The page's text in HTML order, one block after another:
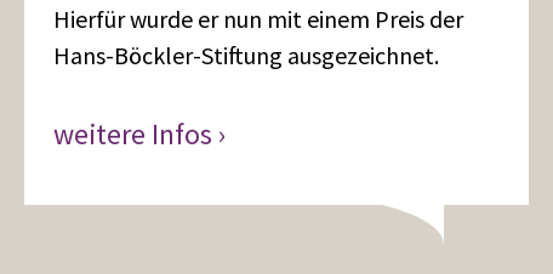
Hierfür wurde er nun mit einem Preis der
Hans-Böckler-Stiftung ausgezeichnet.
weitere Infos ›